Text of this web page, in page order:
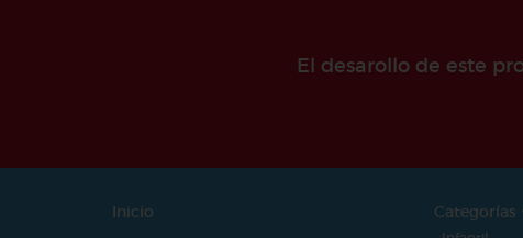
El desarollo de este
Inicio
Categorías